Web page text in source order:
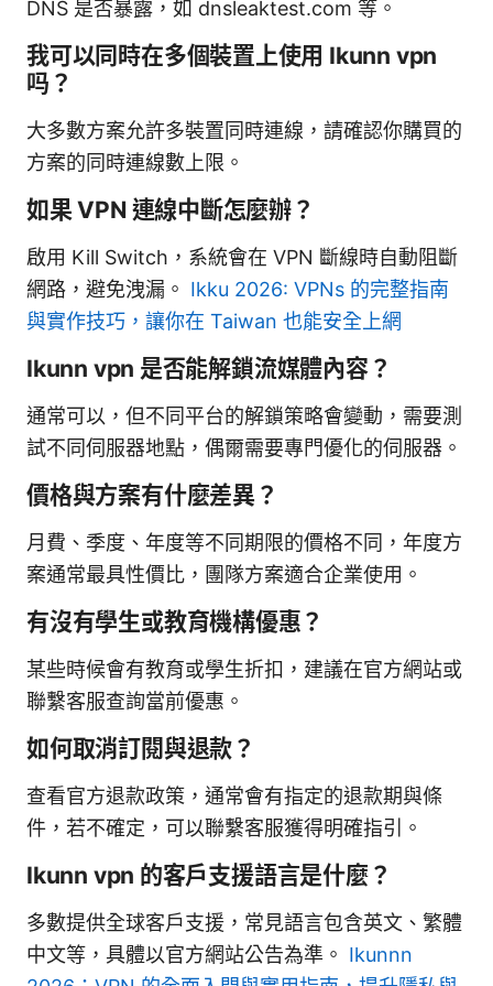
DNS 是否暴露，如 dnsleaktest.com 等。
我可以同時在多個裝置上使用 Ikunn vpn
吗？
大多數方案允許多裝置同時連線，請確認你購買的
方案的同時連線數上限。
如果 VPN 連線中斷怎麼辦？
啟用 Kill Switch，系統會在 VPN 斷線時自動阻斷
網路，避免洩漏。 Ikku 2026: VPNs 的完整指南
與實作技巧，讓你在 Taiwan 也能安全上網
Ikunn vpn 是否能解鎖流媒體內容？
通常可以，但不同平台的解鎖策略會變動，需要測
試不同伺服器地點，偶爾需要專門優化的伺服器。
價格與方案有什麼差異？
月費、季度、年度等不同期限的價格不同，年度方
案通常最具性價比，團隊方案適合企業使用。
有沒有學生或教育機構優惠？
某些時候會有教育或學生折扣，建議在官方網站或
聯繫客服查詢當前優惠。
如何取消訂閱與退款？
查看官方退款政策，通常會有指定的退款期與條
件，若不確定，可以聯繫客服獲得明確指引。
Ikunn vpn 的客戶支援語言是什麼？
多數提供全球客戶支援，常見語言包含英文、繁體
中文等，具體以官方網站公告為準。 Ikunnn